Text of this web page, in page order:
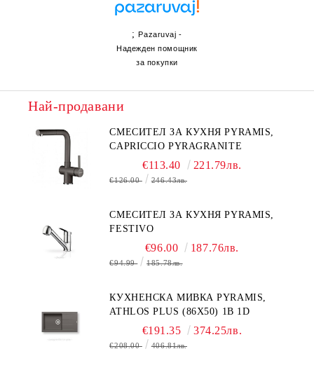
;Pazaruvaj -
Надежден помощник
за покупки
Най-продавани
СМЕСИТЕЛ ЗА КУХНЯ PYRAMIS,
CAPRICCIO PYRAGRANITE
€113.40 221.79лв.
€126.00 246.43лв.
СМЕСИТЕЛ ЗА КУХНЯ PYRAMIS,
FESTIVO
€96.00 187.76лв.
€94.99 185.78лв.
КУХНЕНСКА МИВКА PYRAMIS,
ATHLOS PLUS (86X50) 1B 1D
€191.35 374.25лв.
€208.00 406.81лв.